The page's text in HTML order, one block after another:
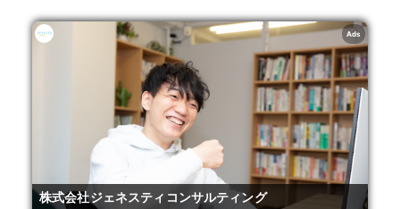
Ads
株式会社ジェネスティコンサルティング